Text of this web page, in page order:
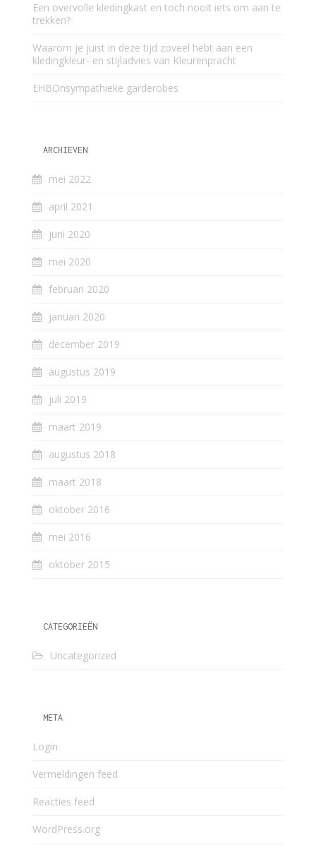
Een overvolle kledingkast en toch nooit iets om aan te
trekken?
Waarom je juist in deze tijd zoveel hebt aan een
kledingkleur- en stijladvies van Kleurenpracht
EHBOnsympathieke garderobes
ARCHIEVEN
mei 2022
april 2021
juni 2020
mei 2020
februari 2020
januari 2020
december 2019
augustus 2019
juli 2019
maart 2019
augustus 2018
maart 2018
oktober 2016
mei 2016
oktober 2015
CATEGORIEËN
Uncategorized
META
Login
Vermeldingen feed
Reacties feed
WordPress.org